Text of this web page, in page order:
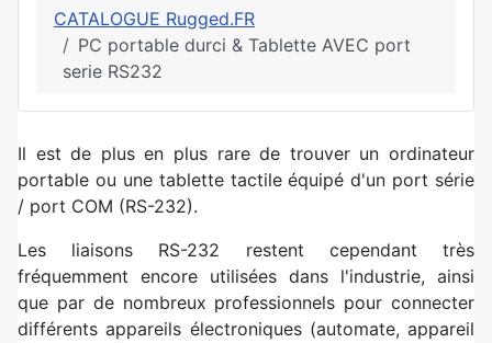
CATALOGUE Rugged.FR
PC portable durci & Tablette AVEC port
serie RS232
Il est de plus en plus rare de trouver un ordinateur
portable ou une tablette tactile équipé d'un port série
/ port COM (RS-232).
Les liaisons RS-232 restent cependant très
fréquemment encore utilisées dans l'industrie, ainsi
que par de nombreux professionnels pour connecter
différents appareils électroniques (automate, appareil